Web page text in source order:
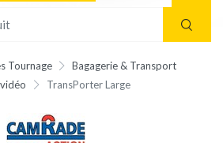
Tournage
Bagagerie & Transport
TransPorter Large